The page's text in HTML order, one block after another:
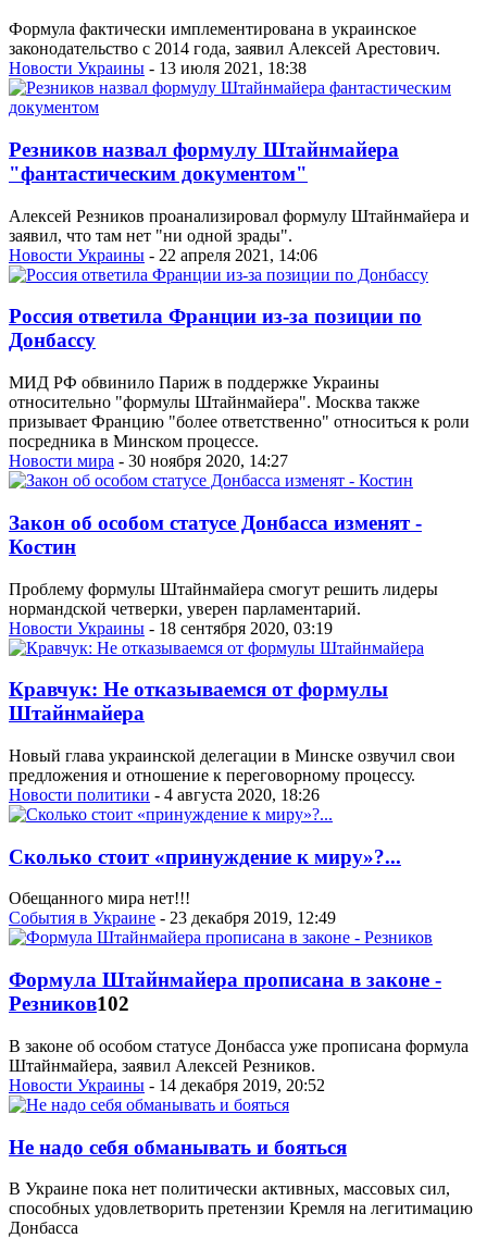
Формула фактически имплементирована в украинское
законодательство с 2014 года, заявил Алексей Арестович.
Новости Украины - 13 июля 2021, 18:38
Резников назвал формулу Штайнмайера
"фантастическим документом"
Алексей Резников проанализировал формулу Штайнмайера и
заявил, что там нет "ни одной зрады".
Новости Украины - 22 апреля 2021, 14:06
Россия ответила Франции из-за позиции по
Донбассу
МИД РФ обвинило Париж в поддержке Украины
относительно "формулы Штайнмайера". Москва также
призывает Францию "более ответственно" относиться к роли
посредника в Минском процессе.
Новости мира - 30 ноября 2020, 14:27
Закон об особом статусе Донбасса изменят -
Костин
Проблему формулы Штайнмайера смогут решить лидеры
нормандской четверки, уверен парламентарий.
Новости Украины - 18 сентября 2020, 03:19
Кравчук: Не отказываемся от формулы
Штайнмайера
Новый глава украинской делегации в Минске озвучил свои
предложения и отношение к переговорному процессу.
Новости политики - 4 августа 2020, 18:26
Сколько стоит «принуждение к миру»?...
Обещанного мира нет!!!
События в Украине - 23 декабря 2019, 12:49
Формула Штайнмайера прописана в законе -
Резников102
В законе об особом статусе Донбасса уже прописана формула
Штайнмайера, заявил Алексей Резников.
Новости Украины - 14 декабря 2019, 20:52
Не надо себя обманывать и бояться
В Украине пока нет политически активных, массовых сил,
способных удовлетворить претензии Кремля на легитимацию
Донбасса